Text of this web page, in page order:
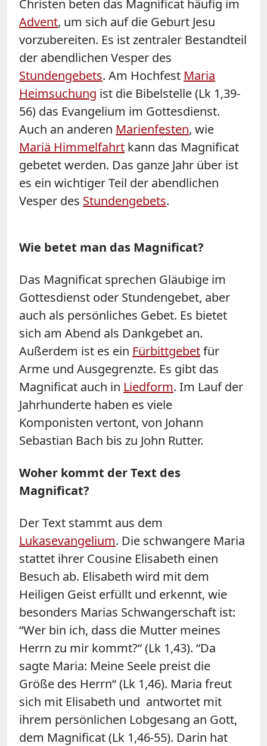
Christen beten das Magnificat häufig im
Advent, um sich auf die Geburt Jesu
vorzubereiten. Es ist zentraler Bestandteil
der abendlichen Vesper des
Stundengebets. Am Hochfest Maria
Heimsuchung ist die Bibelstelle (Lk 1,39-
56) das Evangelium im Gottesdienst.
Auch an anderen Marienfesten, wie
Mariä Himmelfahrt kann das Magnificat
gebetet werden. Das ganze Jahr über ist
es ein wichtiger Teil der abendlichen
Vesper des Stundengebets.
Wie betet man das Magnificat?
Das Magnificat sprechen Gläubige im
Gottesdienst oder Stundengebet, aber
auch als persönliches Gebet. Es bietet
sich am Abend als Dankgebet an.
Außerdem ist es ein Fürbittgebetfür
Arme und Ausgegrenzte. Es gibt das
Magnificat auch in Liedform. Im Lauf der
Jahrhunderte haben es viele
Komponisten vertont, von Johann
Sebastian Bach bis zu John Rutter.
Woher kommt der Text des
Magnificat?
Der Text stammt aus dem
Lukasevangelium. Die schwangere Maria
stattet ihrer Cousine Elisabeth einen
Besuch ab. Elisabeth wird mit dem
Heiligen Geist erfüllt und erkennt, wie
besonders Marias Schwangerschaft ist:
“Wer bin ich, dass die Mutter meines
Herrn zu mir kommt?“ (Lk 1,43). “Da
sagte Maria: Meine Seele preist die
Größe des Herrn“ (Lk 1,46). Maria freut
sich mit Elisabeth und antwortet mit
ihrem persönlichen Lobgesang an Gott,
dem Magnificat (Lk 1,46-55). Darin hat